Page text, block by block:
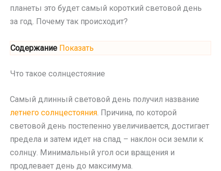
планеты это будет самый короткий световой день
за год. Почему так происходит?
Содержание Показать
Что такое солнцестояние
Самый длинный световой день получил название
летнего солнцестояния. Причина, по которой
световой день постепенно увеличивается, достигает
предела и затем идет на спад – наклон оси земли к
солнцу. Минимальный угол оси вращения и
продлевает день до максимума.